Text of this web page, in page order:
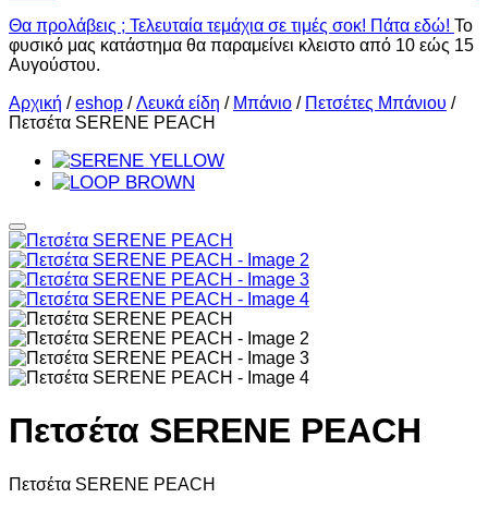
Θα προλάβεις ; Τελευταία τεμάχια σε τιμές σοκ! Πάτα εδώ! Το
φυσικό μας κατάστημα θα παραμείνει κλειστο από 10 εώς 15
Αυγούστου.
Αρχική /eshop /Λευκά είδη / Μπάνιο / Πετσέτες Μπάνιου /
Πετσέτα SERENE PEACH
Πετσέτα SERENE PEACH
Πετσέτα SERENE PEACH